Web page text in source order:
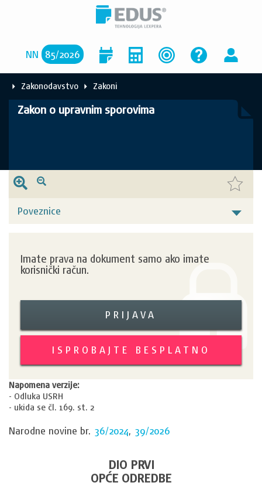
NN 85/2026
Zakonodavstvo Zakoni
Zakon o upravnim sporovima
Poveznice
Imate prava na dokument samo ako imate
korisnički račun.
PRIJAVA
ISPROBAJTE BESPLATNO
Napomena verzije:
- Odluka USRH
- ukida se čl. 169. st. 2
Narodne novine br. 36/2024, 39/2026
DIO PRVI
OPĆE ODREDBE